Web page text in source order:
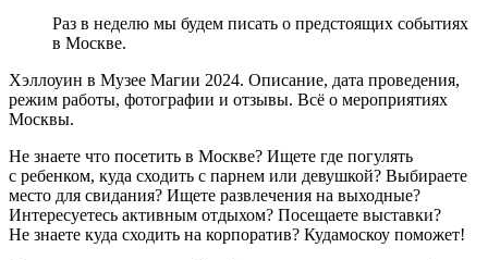
Раз в неделю мы будем писать о предстоящих событиях
в Москве.
Хэллоуин в Музее Магии 2024. Описание, дата проведения,
режим работы, фотографии и отзывы. Всё о мероприятиях
Москвы.
Не знаете что посетить в Москве? Ищете где погулять
с ребенком, куда сходить с парнем или девушкой? Выбираете
место для свидания? Ищете развлечения на выходные?
Интересуетесь активным отдыхом? Посещаете выставки?
Не знаете куда сходить на корпоратив? Кудамоскоу поможет!